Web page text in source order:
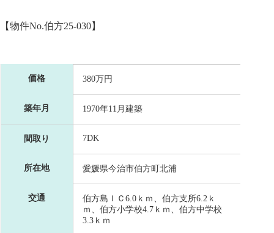
【物件No.伯方25-030】
価格 380万円
築年月 1970年11月建築
間取り 7DK
所在地 愛媛県今治市伯方町北浦
交通
伯方島ＩＣ6.0ｋｍ、伯方支所6.2ｋ
ｍ、伯方小学校4.7ｋｍ、伯方中学校
3.3ｋｍ